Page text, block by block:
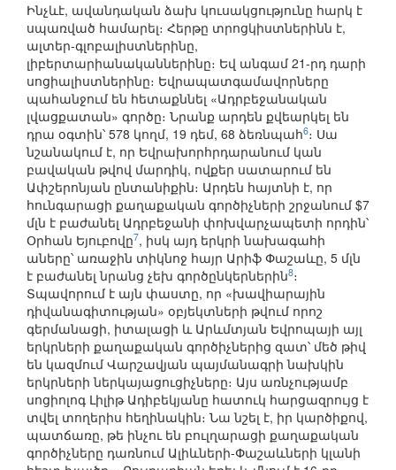
Ինչևէ, ավանդական ձախ կուսակցությունը հարկ է
սպառված համարել։ Հերթը տրոցկիստներինն է,
ալտեր-գլոբալիստներինը,
լիբերտարիանականներինը։ Եվ անգամ 21-րդ դարի
սոցիալիստներինը։ Եվրապատգամավորները
պահանջում են հետաքննել «Ադրբեջանական
լվացքատան» գործը։ Նրանք արդեն քվեարկել են
դրա օգտին՝ 578 կողմ, 19 դեմ, 68 ձեռնպահ6։ Սա
նշանակում է, որ Եվրախորհրդարանում կան
բավական թվով մարդիկ, ովքեր սատարում են
Ափշերոնյան ընտանիքին։ Արդեն հայտնի է, որ
հունգարացի քաղաքական գործիչների շրջանում $7
մլն է բաժանել Ադրբեջանի փոխվարչապետի որդին՝
Օրհան Եյուբովը7, իսկ այդ երկրի նախագահի
աները՝ առաջին տիկնոջ հայր Արիֆ Փաշաևը, 5 մլն
է բաժանել նրանց չեխ գործընկերներին8։
Տպավորում է այն փաստը, որ «խավիարային
դիվանագիտության» օբյեկտների թվում որոշ
գերմանացի, իտալացի և Արևմտյան Եվրոպայի այլ
երկրների քաղաքական գործիչներից զատ՝ մեծ թիվ
են կազմում Վարշավյան պայմանագրի նախկին
երկրների ներկայացուցիչները։ Այս առնչությամբ
սոցիոլոգ Լիլիթ Ադիբեկյանը հատուկ հարցազրույց է
տվել տողերիս հեղինակին։ Նա նշել է, իր կարծիքով,
պատճառը, թե ինչու են բուլղարացի քաղաքական
գործիչները դառնում Ալիևների-Փաշաևների կլանի